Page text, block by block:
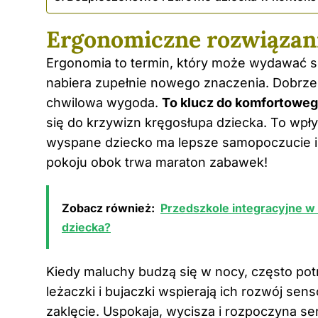
Ergonomiczne
Ergonomia to termin, który może wydawać
nabiera zupełnie nowego znaczenia.
chwilowa wygoda. To klucz do
się do krzywizn kręgosłupa dziecka. To
wyspane dziecko ma lepsze
pokoju obok trwa maraton zabawek!
Zobacz również: Przedszkole integracyjne
dziecka?
Kiedy maluchy budzą się w nocy, często
leżaczki i bujaczki wspierają ich rozwój
zaklęcie. Uspokaja, wycisza i rozpoczyna